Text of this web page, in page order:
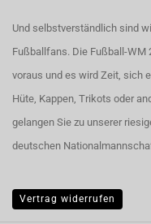
Und selbstverständlich sind
Fußballfans. Die Fußball-
voraus und es wird Zeit, sich
Hüte, Kappen, Trikots oder
gelangen Sie zu unserer
deutschen
Vertrag widerrufen